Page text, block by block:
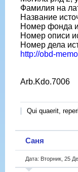
Фамилия на
Название
Номер фонда
Номер описи
Номер дела
http://obd-
Arb.Kdo.7006
Qui quaerit,
Саня
Дата: Вторник, 25